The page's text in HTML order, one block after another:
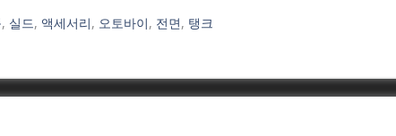
, 실드, 액세서리, 오토바이, 전면, 탱크